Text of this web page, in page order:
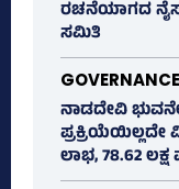
ರಚನೆಯಾಗದ
ಸಮಿತಿ
GOVERNANCE
ನಾಡದೇವಿ
ಪ್ರಕ್ರಿಯೆಯಿಲ್ಲದೇ
ಲಾಭ, 78.62 ಲಕ್ಷ